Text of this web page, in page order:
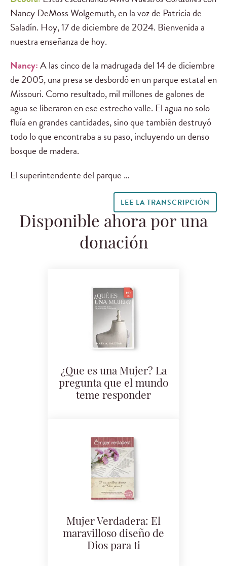
Nancy DeMoss Wolgemuth, en la voz de Patricia de
Saladín. Hoy, 17 de diciembre de 2024. Bienvenida a
nuestra enseñanza de hoy.
Nancy:A las cinco de la madrugada del 14 de diciembre
de 2005, una presa se desbordó en un parque estatal en
Missouri. Como resultado, mil millones de galones de
agua se liberaron en ese estrecho valle. El agua no solo
fluía en grandes cantidades, sino que también destruyó
todo lo que encontraba a su paso, incluyendo un denso
bosque de madera.
El superintendente del parque …
LEE LA TRANSCRIPCIÓN
Disponible ahora por una
donación
¿Que es una Mujer? La
pregunta que el mundo
teme responder
Mujer Verdadera: El
maravilloso diseño de
Dios para ti